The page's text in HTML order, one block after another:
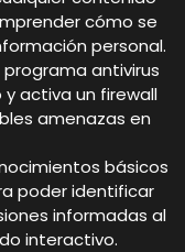
cómo se
personal.
programa antivirus
activa un firewall
amenazas en
básicos
poder identificar
informadas al
interactivo.